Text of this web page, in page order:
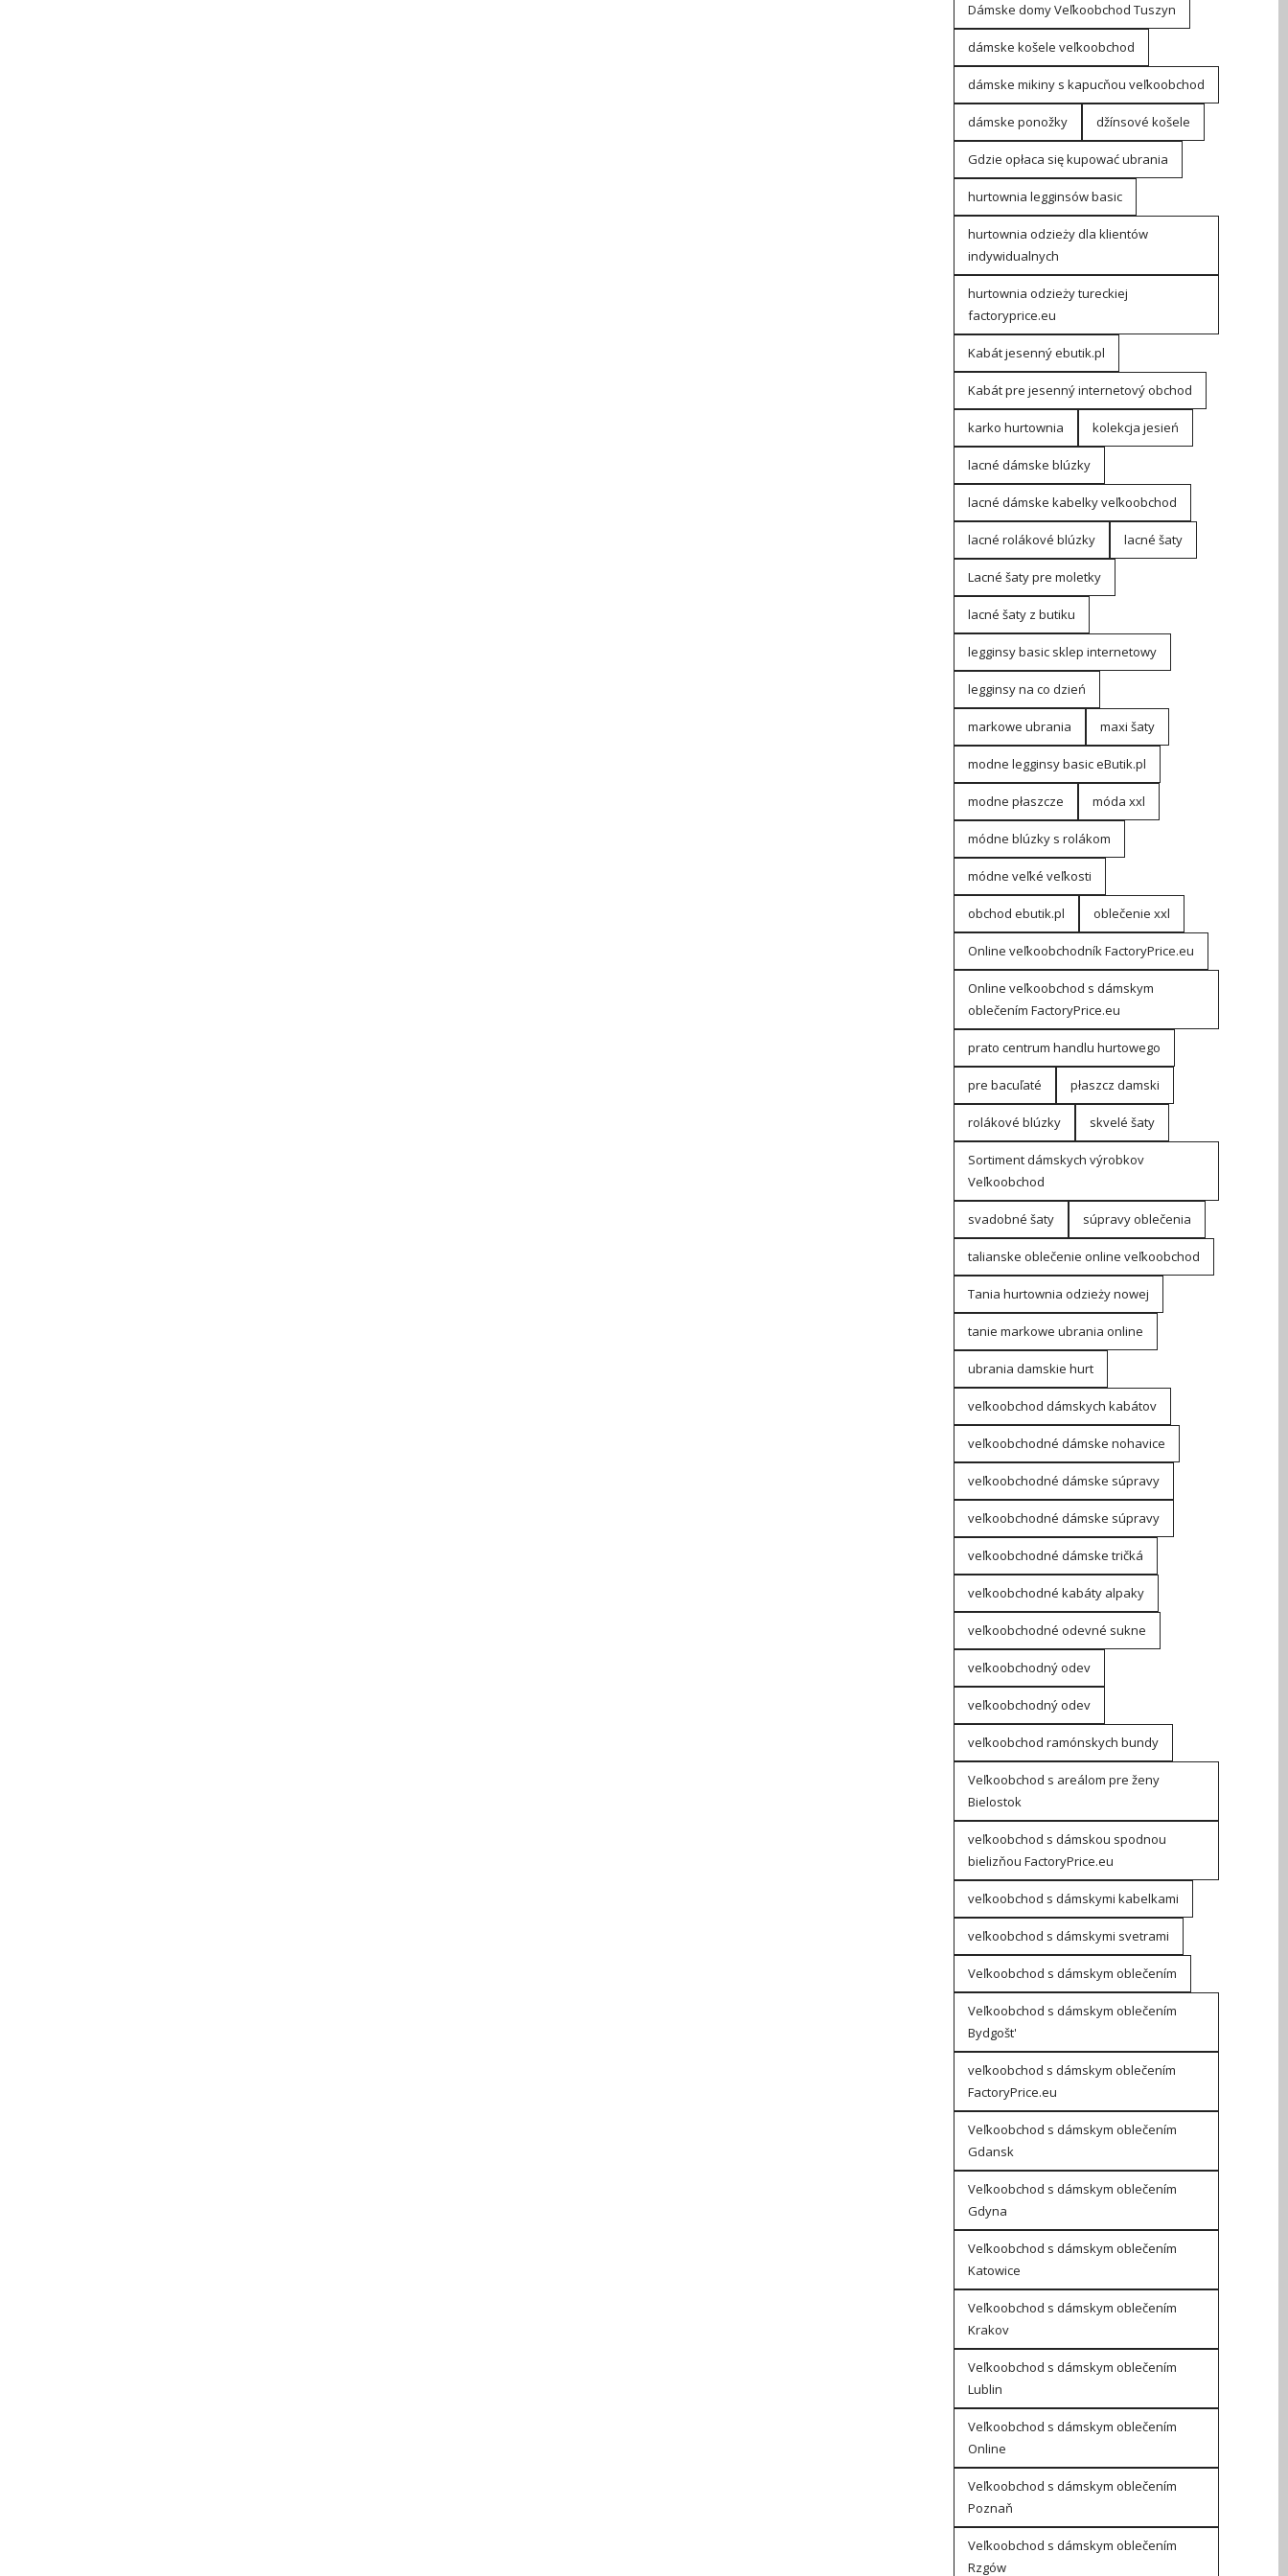
Dámske domy Veľkoobchod Tuszyn
dámske košele veľkoobchod
dámske mikiny s kapucňou veľkoobchod
dámske ponožky džínsové košele
Gdzie opłaca się kupować ubrania
hurtownia legginsów basic
hurtownia odzieży dla klientów
indywidualnych
hurtownia odzieży tureckiej
factoryprice.eu
Kabát jesenný ebutik.pl
Kabát pre jesenný internetový obchod
karko hurtownia kolekcja jesień
lacné dámske blúzky
lacné dámske kabelky veľkoobchod
lacné rolákové blúzky lacné šaty
Lacné šaty pre moletky
lacné šaty z butiku
legginsy basic sklep internetowy
legginsy na co dzień
markowe ubrania maxi šaty
modne legginsy basic eButik.pl
modne płaszcze móda xxl
módne blúzky s rolákom
módne veľké veľkosti
obchod ebutik.pl oblečenie xxl
Online veľkoobchodník FactoryPrice.eu
Online veľkoobchod s dámskym
oblečením FactoryPrice.eu
prato centrum handlu hurtowego
pre bacuľaté płaszcz damski
rolákové blúzky skvelé šaty
Sortiment dámskych výrobkov
Veľkoobchod
svadobné šaty súpravy oblečenia
talianske oblečenie online veľkoobchod
Tania hurtownia odzieży nowej
tanie markowe ubrania online
ubrania damskie hurt
veľkoobchod dámskych kabátov
veľkoobchodné dámske nohavice
veľkoobchodné dámske súpravy
veľkoobchodné dámske súpravy
veľkoobchodné dámske tričká
veľkoobchodné kabáty alpaky
veľkoobchodné odevné sukne
veľkoobchodný odev
veľkoobchodný odev
veľkoobchod ramónskych bundy
Veľkoobchod s areálom pre ženy
Bielostok
veľkoobchod s dámskou spodnou
bielizňou FactoryPrice.eu
veľkoobchod s dámskymi kabelkami
veľkoobchod s dámskymi svetrami
Veľkoobchod s dámskym oblečením
Veľkoobchod s dámskym oblečením
Bydgošt'
veľkoobchod s dámskym oblečením
FactoryPrice.eu
Veľkoobchod s dámskym oblečením
Gdansk
Veľkoobchod s dámskym oblečením
Gdyna
Veľkoobchod s dámskym oblečením
Katowice
Veľkoobchod s dámskym oblečením
Krakov
Veľkoobchod s dámskym oblečením
Lublin
Veľkoobchod s dámskym oblečením
Online
Veľkoobchod s dámskym oblečením
Poznaň
Veľkoobchod s dámskym oblečením
Rzgów